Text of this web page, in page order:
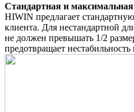
Стандартная и максимальная
HIWIN предлагает
клиента. Для нестандартной
не должен превышать 1/2
предотвращает нестабильность